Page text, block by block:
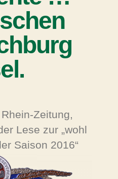
Zeitung,
Lese zur „wohl
Saison 2016“